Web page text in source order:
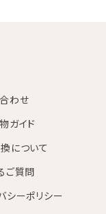
わせ
ガイド
について
ご質問
シーポリシー